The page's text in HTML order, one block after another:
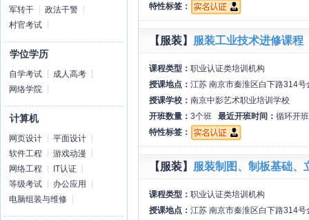
军转干
政法干警
村官考试
学位学历
自学考试
成人高考
网络学院
计算机
网页设计
平面设计
软件工程
游戏动漫
网络工程
IT认证
等级考试
办公应用
电脑组装与维修
特性标签：
【服装】 服装工业技术进修课程
课程类型： 职业认证类培训机构
授课地点： 江苏 南京市秦淮区白下路314
授课学校： 南京中影艺术职业培训学校
开班数量： 3个班 最近开班时间： 循环开班
特性标签：
【服装】 服装制图、制板基础、
课程类型： 职业认证类培训机构
授课地点： 江苏 南京市秦淮区白下路314